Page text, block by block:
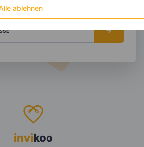
ablehnen
invikoo